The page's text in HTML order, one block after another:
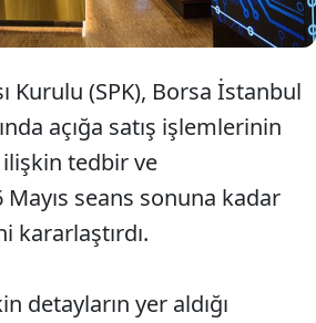
Kurulu (SPK), Borsa İstanbul
açığa satış işlemlerinin
ilişkin tedbir ve
seans sonuna kadar
kararlaştırdı.
detayların yer aldığı